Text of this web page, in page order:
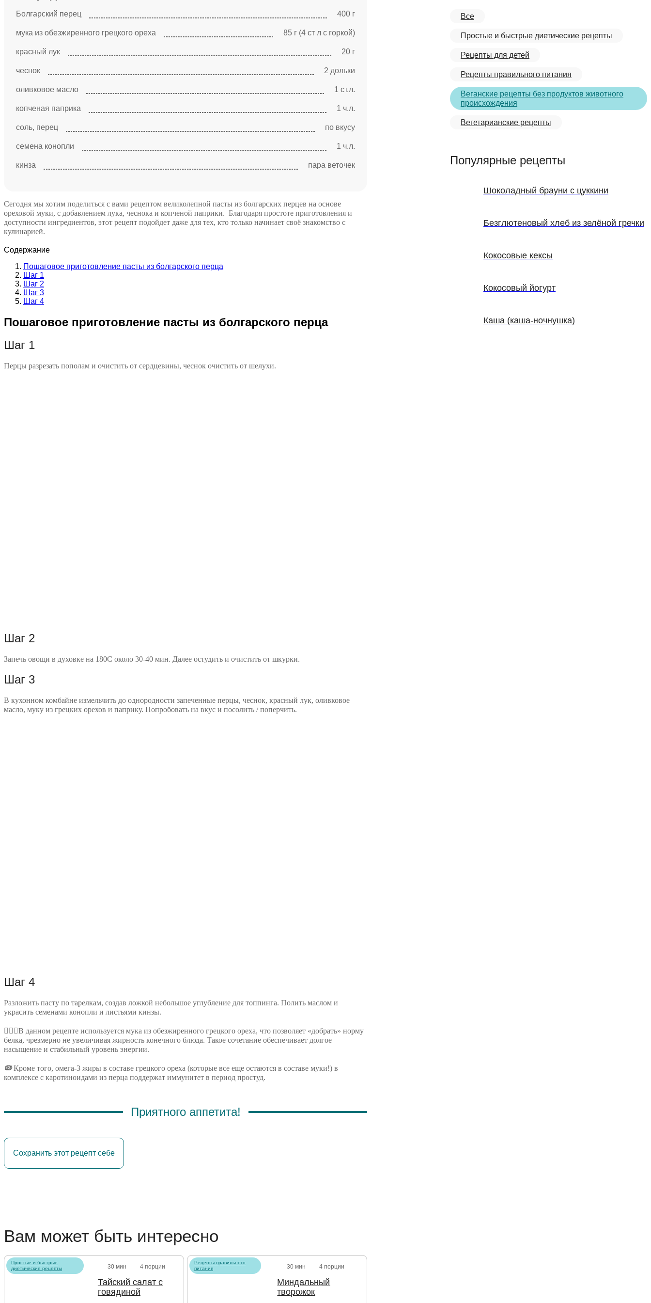
Болгарский перец 400 г
мука из обезжиренного грецкого ореха 85 г (4 ст л с горкой)
красный лук 20 г
чеснок 2 дольки
оливковое масло 1 ст.л.
копченая паприка 1 ч.л.
соль, перец по вкусу
семена конопли 1 ч.л.
кинза пара веточек
Сегодня мы хотим поделиться с вами рецептом великолепной пасты из болгарских перцев на основе
ореховой муки, с добавлением лука, чеснока и копченой паприки. Благодаря простоте приготовления и
доступности ингредиентов, этот рецепт подойдет даже для тех, кто только начинает своё знакомство с
кулинарией.
Содержание
Пошаговое приготовление пасты из болгарского перца
Шаг 1
Шаг 2
Шаг 3
Шаг 4
Пошаговое приготовление пасты из болгарского перца
Шаг 1
Перцы разрезать пополам и очистить от сердцевины, чеснок очистить от шелухи.
Шаг 2
Запечь овощи в духовке на 180С около 30-40 мин. Далее остудить и очистить от шкурки.
Шаг 3
В кухонном комбайне измельчить до однородности запеченные перцы, чеснок, красный лук, оливковое
масло, муку из грецких орехов и паприку. Попробовать на вкус и посолить / поперчить.
Шаг 4
Разложить пасту по тарелкам, создав ложкой небольшое углубление для топпинга. Полить маслом и
украсить семенами конопли и листьями кинзы.
☝🏻 💡В данном рецепте используется мука из обезжиренного грецкого ореха, что позволяет «добрать» норму
белка, чрезмерно не увеличивая жирность конечного блюда. Такое сочетание обеспечивает долгое
насыщение и стабильный уровень энергии.
🦠Кроме того, омега-3 жиры в составе грецкого ореха (которые все еще остаются в составе муки!) в
комплексе с каротиноидами из перца поддержат иммунитет в период простуд.
Приятного аппетита!
Сохранить этот рецепт себе
Все
Простые и быстрые диетические рецепты
Рецепты для детей
Рецепты правильного питания
Веганские рецепты без продуктов животного
происхождения
Вегетарианские рецепты
Популярные рецепты
Шоколадный брауни с цуккини
Безглютеновый хлеб из зелёной гречки
Кокосовые кексы
Кокосовый йогурт
Каша (каша-ночнушка)
Вам может быть интересно
Простые и быстрые
диетические рецепты
30 мин 4 порции
Тайский салат с
говядиной
Рецепты правильного
питания
30 мин 4 порции
Миндальный
творожок